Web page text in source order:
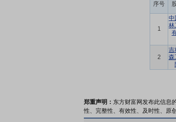
序号
1
中
林
2
吉
森
郑重声明： 东方财富网发布此信息
性、完整性、有效性、及时性、原